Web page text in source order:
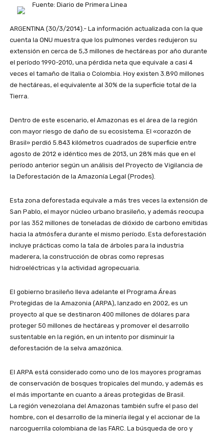
Fuente: Diario de Primera Linea
ARGENTINA (30/3/2014).- La información actualizada con la que
cuenta la ONU muestra que los pulmones verdes redujeron su
extensión en cerca de 5,3 millones de hectáreas por año durante
el período 1990-2010, una pérdida neta que equivale a casi 4
veces el tamaño de Italia o Colombia. Hoy existen 3.890 millones
de hectáreas, el equivalente al 30% de la superficie total de la
Tierra.
Dentro de este escenario, el Amazonas es el área de la región
con mayor riesgo de daño de su ecosistema. El «corazón de
Brasil» perdió 5.843 kilómetros cuadrados de superficie entre
agosto de 2012 e idéntico mes de 2013, un 28% más que en el
período anterior según un análisis del Proyecto de Vigilancia de
la Deforestación de la Amazonía Legal (Prodes).
Esta zona deforestada equivale a más tres veces la extensión de
San Pablo, el mayor núcleo urbano brasileño, y además reocupa
por las 352 millones de toneladas de dióxido de carbono emitidas
hacia la atmósfera durante el mismo período. Esta deforestación
incluye prácticas como la tala de árboles para la industria
maderera, la construcción de obras como represas
hidroeléctricas y la actividad agropecuaria.
El gobierno brasileño lleva adelante el Programa Áreas
Protegidas de la Amazonia (ARPA), lanzado en 2002, es un
proyecto al que se destinaron 400 millones de dólares para
proteger 50 millones de hectáreas y promover el desarrollo
sustentable en la región, en un intento por disminuir la
deforestación de la selva amazónica.
El ARPA está considerado como uno de los mayores programas
de conservación de bosques tropicales del mundo, y además es
el más importante en cuanto a áreas protegidas de Brasil.
La región venezolana del Amazonas también sufre el paso del
hombre, con el desarrollo de la minería ilegal y el accionar de la
narcoguerrila colombiana de las FARC. La búsqueda de oro y